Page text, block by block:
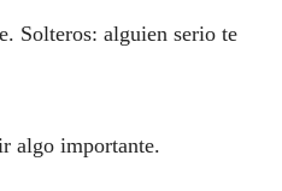
Solteros: alguien serio te
algo importante.